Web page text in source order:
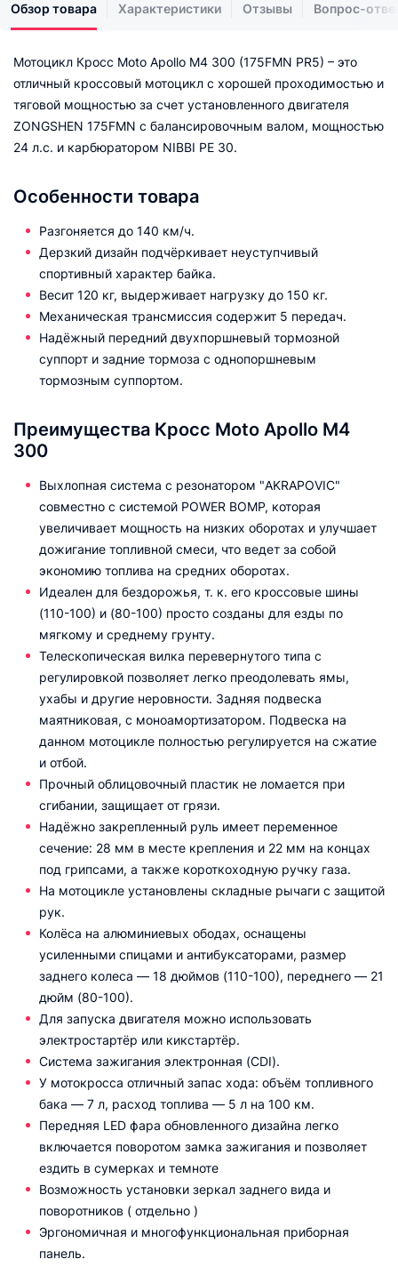
Обзор товара Характеристики Отзывы Вопрос-
Мотоцикл Кросс Moto Apollo M4 300 (175FMN PR5) – это
отличный кроссовый мотоцикл с хорошей проходимостью и
тяговой мощностью за счет установленного двигателя
ZONGSHEN 175FMN с балансировочным валом, мощностью
24 л.с. и карбюратором NIBBI PE 30.
Особенности товара
Разгоняется до 140 км/ч.
Дерзкий дизайн подчёркивает неуступчивый
спортивный характер байка.
Весит 120 кг, выдерживает нагрузку до 150 кг.
Механическая трансмиссия содержит 5 передач.
Надёжный передний двухпоршневый тормозной
суппорт и задние тормоза с однопоршневым
тормозным суппортом.
Преимущества Кросс Moto Apollo M4
300
Выхлопная система с резонатором "AKRAPOVIC"
совместно с системой POWER BOMP, которая
увеличивает мощность на низких оборотах и улучшает
дожигание топливной смеси, что ведет за собой
экономию топлива на средних оборотах.
Идеален для бездорожья, т. к. его кроссовые шины
(110-100) и (80-100) просто созданы для езды по
мягкому и среднему грунту.
Телескопическая вилка перевернутого типа c
регулировкой позволяет легко преодолевать ямы,
ухабы и другие неровности. Задняя подвеска
маятниковая, с моноамортизатором. Подвеска на
данном мотоцикле полностью регулируется на сжатие
и отбой.
Прочный облицовочный пластик не ломается при
сгибании, защищает от грязи.
Надёжно закрепленный руль имеет переменное
сечение: 28 мм в месте крепления и 22 мм на концах
под грипсами, а также короткоходную ручку газа.
На мотоцикле установлены складные рычаги с защитой
рук.
Колёса на алюминиевых ободах, оснащены
усиленными спицами и антибуксаторами, размер
заднего колеса — 18 дюймов (110-100), переднего — 21
дюйм (80-100).
Для запуска двигателя можно использовать
электростартёр или кикстартёр.
Система зажигания электронная (CDI).
У мотокросса отличный запас хода: объём топливного
бака — 7 л, расход топлива — 5 л на 100 км.
Передняя LED фара обновленного дизайна легко
включается поворотом замка зажигания и позволяет
ездить в сумерках и темноте
Возможность установки зеркал заднего вида и
поворотников ( отдельно )
Эргономичная и многофункциональная приборная
панель.